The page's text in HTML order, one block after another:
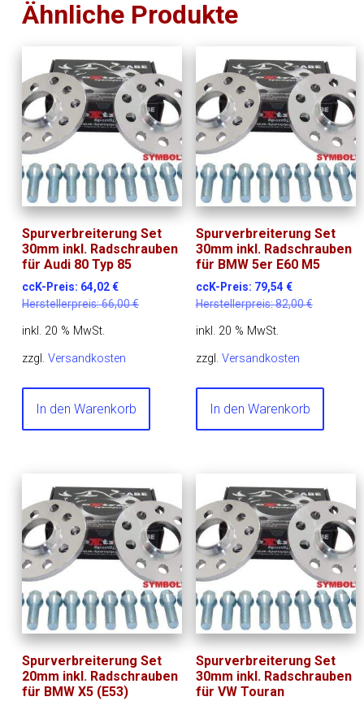
Ähnliche Produkte
Spurverbreiterung Set
30mm inkl. Radschrauben
für Audi 80 Typ 85
ccK-Preis: 64,02€
Herstellerpreis:66,00€
inkl. 20 % MwSt.
zzgl.Versandkosten
In den Warenkorb
Spurverbreiterung Set
30mm inkl. Radschrauben
für BMW 5er E60 M5
ccK-Preis: 79,54 €
Herstellerpreis:82,00€
inkl. 20 % MwSt.
zzgl. Versandkosten
In den Warenkorb
Spurverbreiterung Set
20mm inkl. Radschrauben
für BMW X5 (E53)
Spurverbreiterung Set
30mm inkl. Radschrauben
für VW Touran